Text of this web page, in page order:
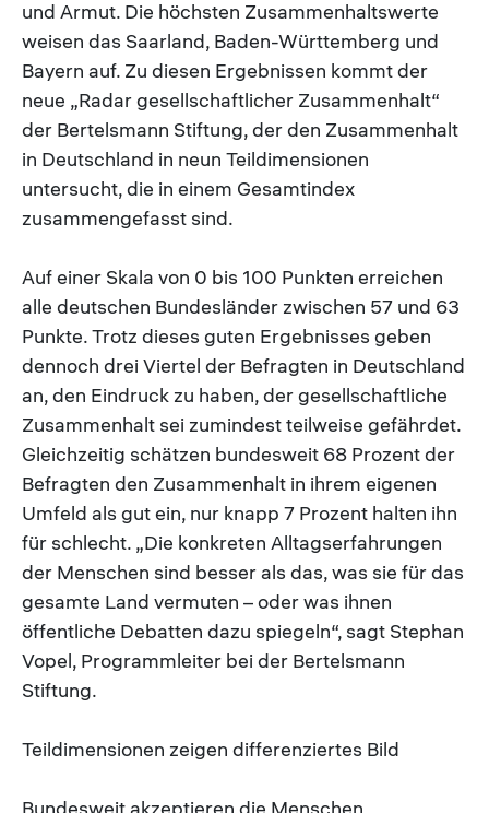
und Armut. Die höchsten Zusammenhaltswerte
weisen das Saarland, Baden-Württemberg und
Bayern auf. Zu diesen Ergebnissen kommt der
neue „Radar gesellschaftlicher Zusammenhalt“
der Bertelsmann Stiftung, der den Zusammenhalt
in Deutschland in neun Teildimensionen
untersucht, die in einem Gesamtindex
zusammengefasst sind.
Auf einer Skala von 0 bis 100 Punkten erreichen
alle deutschen Bundesländer zwischen 57 und 63
Punkte. Trotz dieses guten Ergebnisses geben
dennoch drei Viertel der Befragten in Deutschland
an, den Eindruck zu haben, der gesellschaftliche
Zusammenhalt sei zumindest teilweise gefährdet.
Gleichzeitig schätzen bundesweit 68 Prozent der
Befragten den Zusammenhalt in ihrem eigenen
Umfeld als gut ein, nur knapp 7 Prozent halten ihn
für schlecht. „Die konkreten Alltagserfahrungen
der Menschen sind besser als das, was sie für das
gesamte Land vermuten – oder was ihnen
öffentliche Debatten dazu spiegeln“, sagt Stephan
Vopel, Programmleiter bei der Bertelsmann
Stiftung.
Teildimensionen zeigen differenziertes Bild